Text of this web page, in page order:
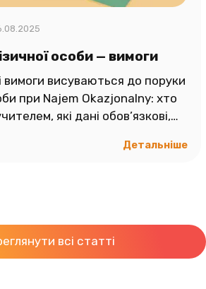
особи — вимоги
вимоги висуваються до поруки
при Najem Okazjonalny: хто
які дані обов’язкові,
Детальніше
всі статті